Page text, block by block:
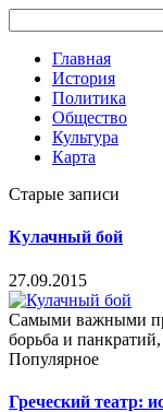
Главная
История
Политика
Общество
Культура
Карта
Старые записи
Кулачный бой
27.09.2015
Самыми важными
борьба и
Популярное
Греческий театр: